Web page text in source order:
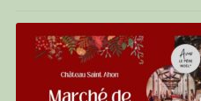
CONTACT